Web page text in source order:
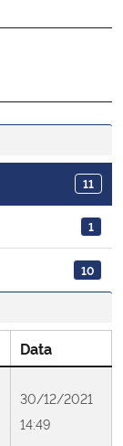
11
1
10
Data
30/12/2021
14:49